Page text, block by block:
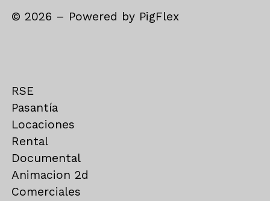
©2026 – Powered by PigFlex
RSE
Pasantía
Locaciones
Rental
Documental
Animacion 2d
Comerciales